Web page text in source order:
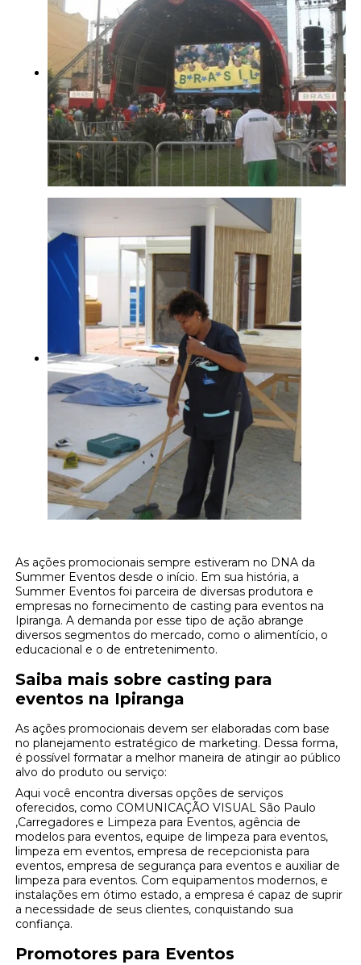
As ações promocionais sempre estiveram no DNA da
Summer Eventos desde o início. Em sua história, a
Summer Eventos foi parceira de diversas produtora e
empresas no fornecimento de casting para eventos na
Ipiranga. A demanda por esse tipo de ação abrange
diversos segmentos do mercado, como o alimentício, o
educacional e o de entretenimento.
Saiba mais sobre casting para
eventos na Ipiranga
As ações promocionais devem ser elaboradas com base
no planejamento estratégico de marketing. Dessa forma,
é possível formatar a melhor maneira de atingir ao público
alvo do produto ou serviço:
Aqui você encontra diversas opções de serviços
oferecidos, como COMUNICAÇÃO VISUAL São Paulo
,Carregadores e Limpeza para Eventos, agência de
modelos para eventos, equipe de limpeza para eventos,
limpeza em eventos, empresa de recepcionista para
eventos, empresa de segurança para eventos e auxiliar de
limpeza para eventos. Com equipamentos modernos, e
instalações em ótimo estado, a empresa é capaz de suprir
a necessidade de seus clientes, conquistando sua
confiança.
Promotores para Eventos